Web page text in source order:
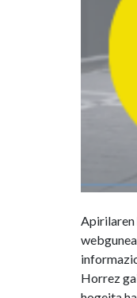
etxez
Apirilaren
Horrez